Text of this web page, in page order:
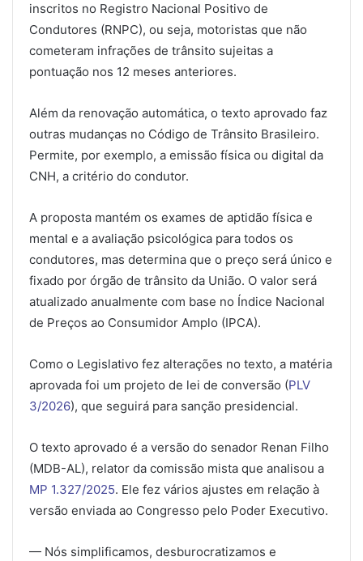
inscritos no Registro Nacional Positivo de
Condutores (RNPC), ou seja, motoristas que não
cometeram infrações de trânsito sujeitas a
pontuação nos 12 meses anteriores.
Além da renovação automática, o texto aprovado faz
outras mudanças no Código de Trânsito Brasileiro.
Permite, por exemplo, a emissão física ou digital da
CNH, a critério do condutor.
A proposta mantém os exames de aptidão física e
mental e a avaliação psicológica para todos os
condutores, mas determina que o preço será único e
fixado por órgão de trânsito da União. O valor será
atualizado anualmente com base no Índice Nacional
de Preços ao Consumidor Amplo (IPCA).
Como o Legislativo fez alterações no texto, a matéria
aprovada foi um projeto de lei de conversão (PLV
3/2026), que seguirá para sanção presidencial.
O texto aprovado é a versão do senador Renan Filho
(MDB-AL), relator da comissão mista que analisou a
MP 1.327/2025. Ele fez vários ajustes em relação à
versão enviada ao Congresso pelo Poder Executivo.
— Nós simplificamos, desburocratizamos e